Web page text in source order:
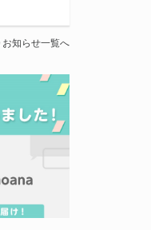
お知らせ一覧へ